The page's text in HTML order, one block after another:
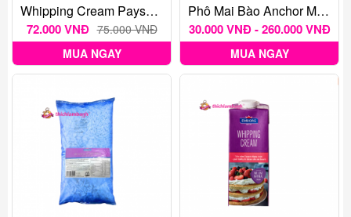
Whipping Cream Paysan 200ml
72.000 VNĐ 75.000 VNĐ
MUA NGAY
Phô Mai Bào Anchor Mozarella
30.000 VNĐ - 260.000 VNĐ
MUA NGAY